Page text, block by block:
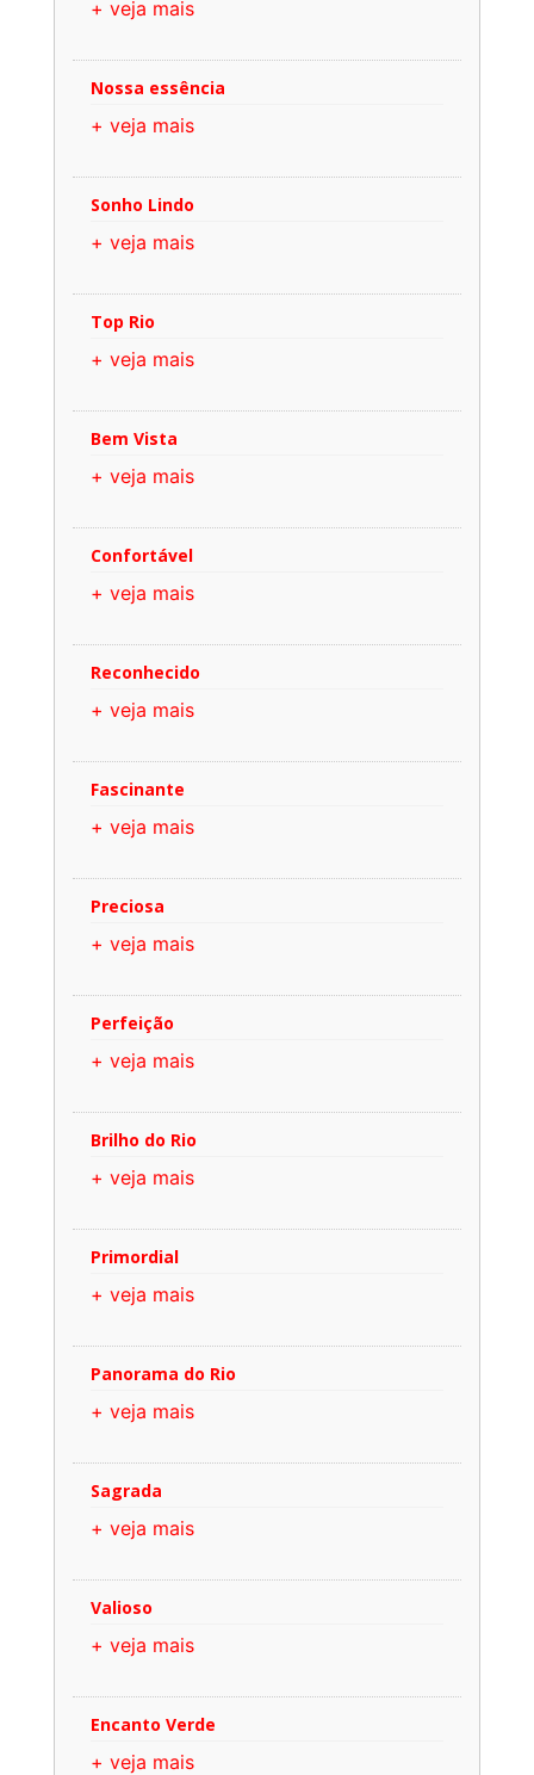
+ veja mais
Nossa essência
+ veja mais
Sonho Lindo
+ veja mais
Top Rio
+ veja mais
Bem Vista
+ veja mais
Confortável
+ veja mais
Reconhecido
+ veja mais
Fascinante
+ veja mais
Preciosa
+ veja mais
Perfeição
+ veja mais
Brilho do Rio
+ veja mais
Primordial
+ veja mais
Panorama do Rio
+ veja mais
Sagrada
+ veja mais
Valioso
+ veja mais
Encanto Verde
+ veja mais